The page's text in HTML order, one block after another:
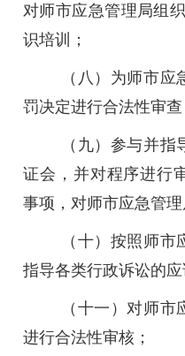
对师市应急管理局组
识培训；
（八）为师市
罚决定进行合法性审查
（九）参与并
证会，并对程序进行
事项，对师市应急管
（十）按照师
指导各类行政诉讼的
（十一）对师
进行合法性审核；